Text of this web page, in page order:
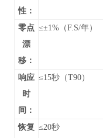
性：
零点
漂
移：
≤±1%（F.S/年）
响应
时
间：
≤15秒（T90）
恢复 ≤20秒